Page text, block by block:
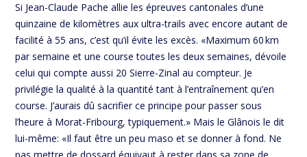
Si Jean-Claude Pache allie les épreuves cantonales d’une
quinzaine de kilomètres aux ultra-trails avec encore autant de
facilité à 55 ans, c’est qu’il évite les excès. «Maximum 60 km
par semaine et une course toutes les deux semaines, dévoile
celui qui compte aussi 20 Sierre-Zinal au compteur. Je
privilégie la qualité à la quantité tant à l’entraînement qu’en
course. J’aurais dû sacrifier ce principe pour passer sous
l’heure à Morat-Fribourg, typiquement.» Mais le Glânois le dit
lui-même: «Il faut être un peu maso et se donner à fond. Ne
pas mettre de dossard équivaut à rester dans sa zone de